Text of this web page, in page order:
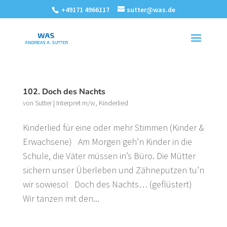
+49171 4966117 sutter@was.de
102. Doch des Nachts
von Sutter| Interpret m/w, Kinderlied
Kinderlied für eine oder mehr Stimmen (Kinder &
Erwachsene) Am Morgen geh’n Kinder in die
Schule, die Väter müssen in’s Büro. Die Mütter
sichern unser Überleben und Zähneputzen tu’n
wir sowieso! Doch des Nachts… (geflüstert)
Wir tanzen mit den...